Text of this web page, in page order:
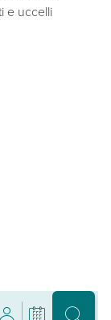
e uccelli